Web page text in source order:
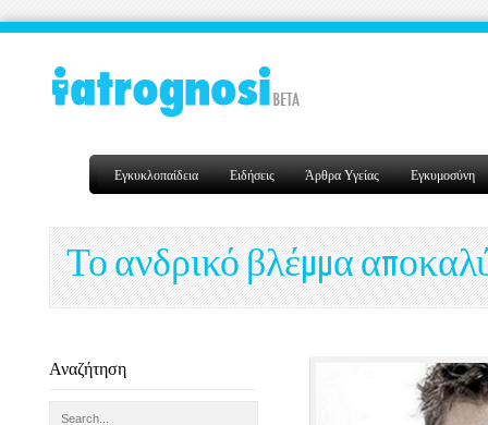
Εγκυκλοπαίδεια Ειδήσεις Άρθρα Υγείας Εγκυμοσύνη
Το ανδρικό βλέμμα
Αναζήτηση